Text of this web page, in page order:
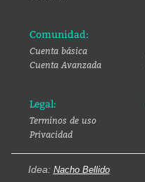
Comunidad:
Cuenta básica
Cuenta Avanzada
Legal:
Terminos de uso
Privacidad
Idea: Nacho Bellido